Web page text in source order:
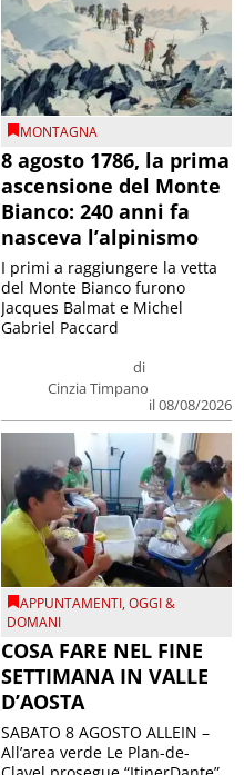
MONTAGNA
8 agosto 1786, la prima
ascensione del Monte
Bianco: 240 anni fa
nasceva l’alpinismo
di
Cinzia Timpano
il 08/08/2026
I primi a raggiungere la vetta
del Monte Bianco furono
Jacques Balmat e Michel
Gabriel Paccard
APPUNTAMENTI,OGGI &
DOMANI
COSA FARE NEL FINE
SETTIMANA IN VALLE
D’AOSTA
SABATO 8 AGOSTO ALLEIN –
All’area verde Le Plan-de-